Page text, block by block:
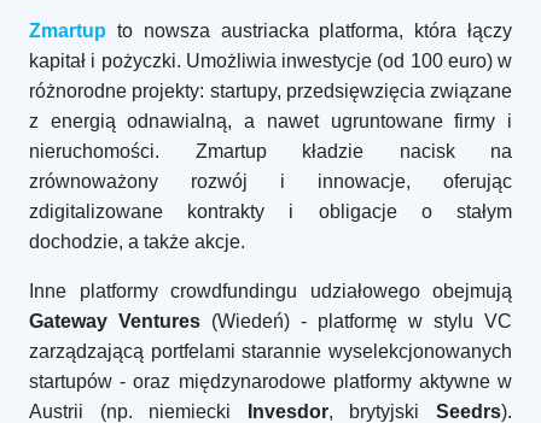
Zmartup to nowsza austriacka platforma, która łączy
kapitał i pożyczki. Umożliwia inwestycje (od 100 euro) w
różnorodne projekty: startupy, przedsięwzięcia związane
z energią odnawialną, a nawet ugruntowane firmy i
nieruchomości. Zmartup kładzie nacisk na
zrównoważony rozwój i innowacje, oferując
zdigitalizowane kontrakty i obligacje o stałym
dochodzie, a także akcje.
Inne platformy crowdfundingu udziałowego obejmują
Gateway Ventures (Wiedeń) - platformę w stylu VC
zarządzającą portfelami starannie wyselekcjonowanych
startupów - oraz międzynarodowe platformy aktywne w
Austrii (np. niemiecki
Invesdor, brytyjskiSeedrs).